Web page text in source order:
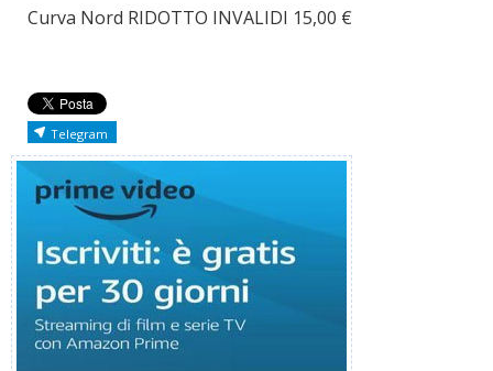
Curva Nord RIDOTTO INVALIDI 15,00 €
Telegram